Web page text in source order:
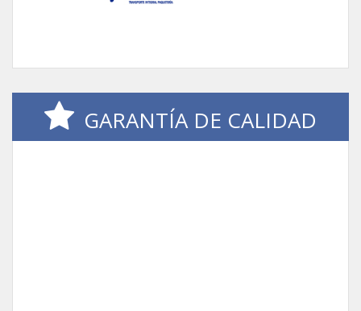
GARANTÍA DE CALIDAD